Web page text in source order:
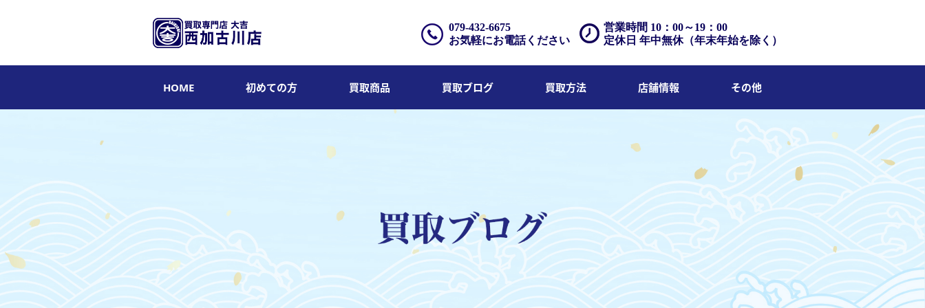
営業時間 10：00～19：00
定休日 年中無休（年末年始を除く）
079-432-6675
お気軽にお電話ください
HOME 初めての方 買取商品 買取ブログ 買取方法 店舗情報 その他